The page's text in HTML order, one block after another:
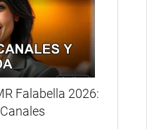
Falabella 2026: